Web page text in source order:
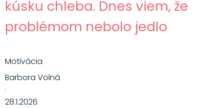
kúsku chleba. Dnes viem, že
problémom nebolo jedlo
Motivácia
Barbora Volná
·
28.1.2026